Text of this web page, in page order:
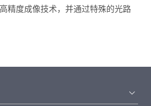
精度成像技术，并通过特殊的光路